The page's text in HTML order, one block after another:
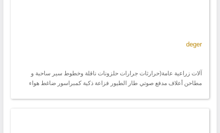
deger
آلات زراعية عامة(حرارثات جرارات حلزونات ناقلة وخطوط سير ساحبة و
مطاحن أعلاف مدفع صوتي طار الطيور فزاعة ذكية كمبراسور ضاغط هواء